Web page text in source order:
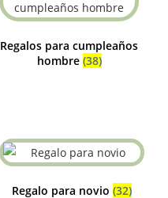
Regalos para cumpleaños
hombre (38)
Regalo para novio (32)